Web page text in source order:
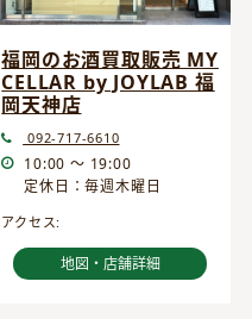
福岡のお酒買取販売 MY
CELLAR by JOYLAB 福
岡天神店
092-717-6610
10:00 ～ 19:00
定休日：毎週木曜日
アクセス:
地図・店舗詳細